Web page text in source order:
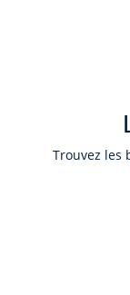
Trouvez les